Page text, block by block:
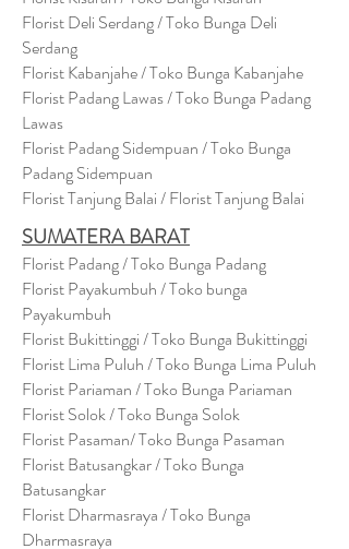
Florist Deli Serdang / Toko Bunga Deli
Serdang
Florist Kabanjahe / Toko Bunga Kabanjahe
Florist Padang Lawas / Toko Bunga Padang
Lawas
Florist Padang Sidempuan / Toko Bunga
Padang Sidempuan
Florist Tanjung Balai / Florist Tanjung Balai
SUMATERA BARAT
Florist Padang / Toko Bunga Padang
Florist Payakumbuh / Toko bunga
Payakumbuh
Florist Bukittinggi / Toko Bunga Bukittinggi
Florist Lima Puluh / Toko Bunga Lima Puluh
Florist Pariaman / Toko Bunga Pariaman
Florist Solok / Toko Bunga Solok
Florist Pasaman/ Toko Bunga Pasaman
Florist Batusangkar / Toko Bunga
Batusangkar
Florist Dharmasraya / Toko Bunga
Dharmasraya